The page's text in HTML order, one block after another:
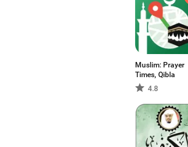
Muslim: Prayer
Times, Qibla
4.8